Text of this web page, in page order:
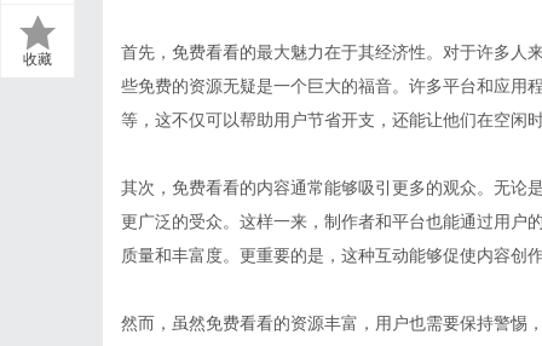
收藏
首先，免费看看的最大魅力在于其经济性。对于许多人
些免费的资源无疑是一个巨大的福音。许多平台和应用
等，这不仅可以帮助用户节省开支，还能让他们在空闲
其次，免费看看的内容通常能够吸引更多的观众。无论
更广泛的受众。这样一来，制作者和平台也能通过用户
质量和丰富度。更重要的是，这种互动能够促使内容创
然而，虽然免费看看的资源丰富，用户也需要保持警惕